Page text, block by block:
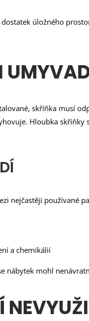
úložného
skříňka musí
Hloubka skříňky
nejčastěji používané
a chemikálií
nábytek mohl